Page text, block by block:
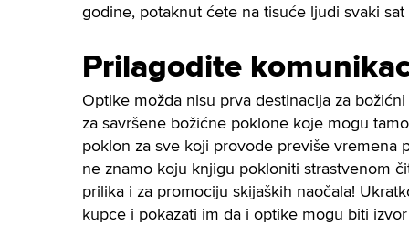
godine, potaknut ćete na tisuće ljudi svaki
Prilagodite
Optike možda nisu prva destinacija za
za savršene božićne poklone koje mogu
poklon za sve koji provode previše vremena
ne znamo koju knjigu pokloniti strastvenom
prilika i za promociju skijaških naočala!
kupce i pokazati im da i optike mogu biti